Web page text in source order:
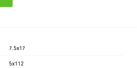
7.5x17
5x112